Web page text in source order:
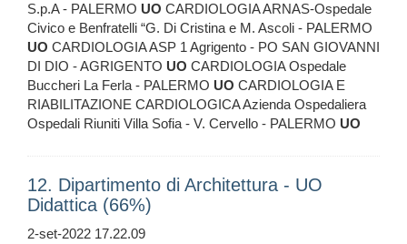
S.p.A - PALERMO UO CARDIOLOGIA ARNAS-Ospedale
Civico e Benfratelli “G. Di Cristina e M. Ascoli - PALERMO
UO CARDIOLOGIA ASP 1 Agrigento - PO SAN GIOVANNI
DI DIO - AGRIGENTO UO CARDIOLOGIA Ospedale
Buccheri La Ferla - PALERMO UO CARDIOLOGIA E
RIABILITAZIONE CARDIOLOGICA Azienda Ospedaliera
Ospedali Riuniti Villa Sofia - V. Cervello - PALERMO UO
12. Dipartimento di Architettura - UO
Didattica (66%)
2-set-2022 17.22.09